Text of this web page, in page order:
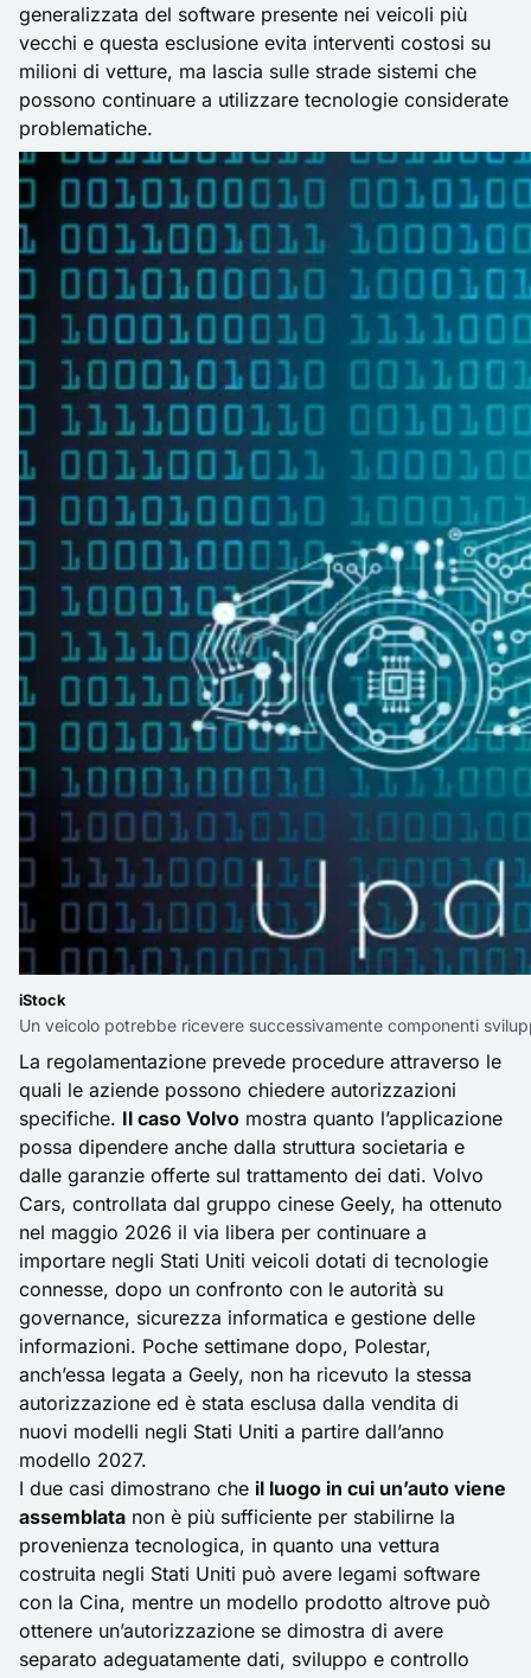
generalizzata del software presente nei veicoli più
vecchi e questa esclusione evita interventi costosi su
milioni di vetture, ma lascia sulle strade sistemi che
possono continuare a utilizzare tecnologie considerate
problematiche.
iStock
Un veicolo potrebbe ricevere successivamente componenti
La regolamentazione prevede procedure attraverso le
quali le aziende possono chiedere autorizzazioni
specifiche. Il caso Volvo mostra quanto l’applicazione
possa dipendere anche dalla struttura societaria e
dalle garanzie offerte sul trattamento dei dati. Volvo
Cars, controllata dal gruppo cinese Geely, ha ottenuto
nel maggio 2026 il via libera per continuare a
importare negli Stati Uniti veicoli dotati di tecnologie
connesse, dopo un confronto con le autorità su
governance, sicurezza informatica e gestione delle
informazioni. Poche settimane dopo, Polestar,
anch’essa legata a Geely, non ha ricevuto la stessa
autorizzazione ed è stata esclusa dalla vendita di
nuovi modelli negli Stati Uniti a partire dall’anno
modello 2027.
I due casi dimostrano che il luogo in cui un’auto viene
assemblata non è più sufficiente per stabilirne la
provenienza tecnologica, in quanto una vettura
costruita negli Stati Uniti può avere legami software
con la Cina, mentre un modello prodotto altrove può
ottenere un’autorizzazione se dimostra di avere
separato adeguatamente dati, sviluppo e controllo